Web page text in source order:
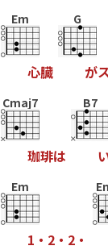
Em
心臓
G
が
Cmaj7
珈琲は
B7
Em
1 ・ 2 ・ 2 ・